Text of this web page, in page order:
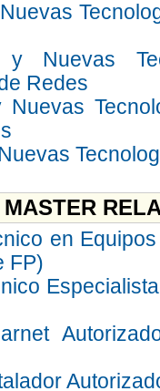
y Nuevas
Redes
Nuevas
en
FP)